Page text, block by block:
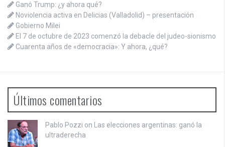
Ganó Trump: ¿y ahora qué?
Noviolencia activa en Delicias (Valladolid) – presentación
Gobierno Milei
El 7 de octubre de 2023 comenzó la debacle del judeo-sionismo
Cuarenta años de «democracia»: Y ahora, ¿qué?
Últimos comentarios
Pablo Pozzi on Las elecciones argentinas: ganó la
ultraderecha